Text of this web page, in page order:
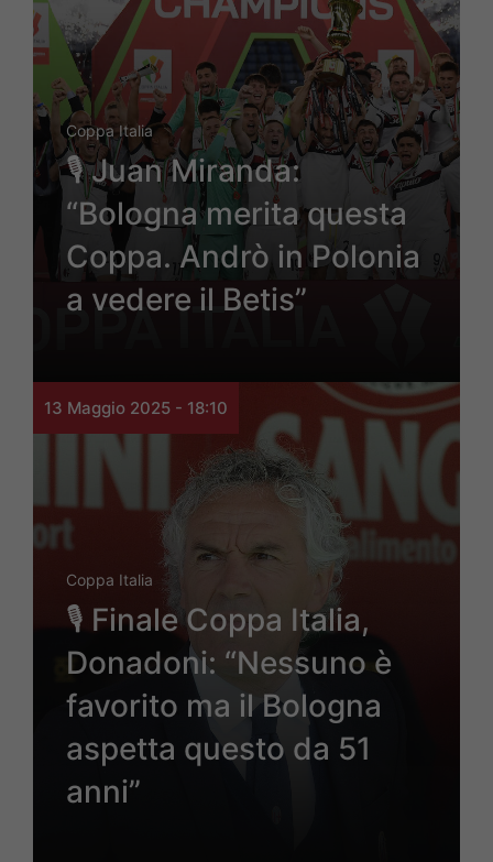
Coppa Italia
🎙 Juan Miranda:
“Bologna merita questa
Coppa. Andrò in Polonia
a vedere il Betis”
13 Maggio 2025 - 18:10
Coppa Italia
🎙 Finale Coppa Italia,
Donadoni: “Nessuno è
favorito ma il Bologna
aspetta questo da 51
anni”